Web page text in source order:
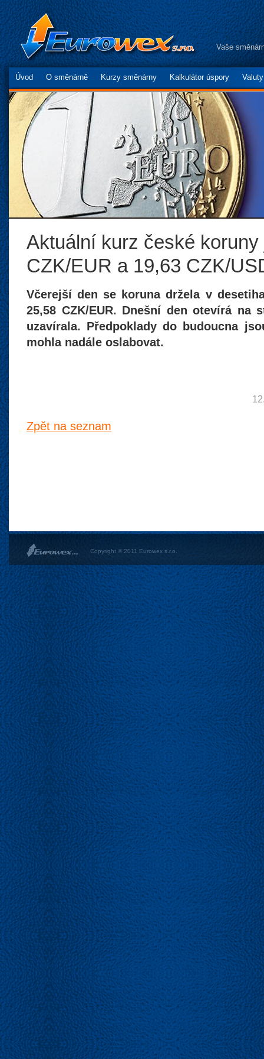
Vaše
Úvod O směnárně Kurzy směnárny Kalkulátor úspory
Aktuální kurz české koruny
CZK/EUR a 19,63 CZK/
Včerejší den se koruna držela v
25,58 CZK/EUR. Dnešní den otevírá na
uzavírala. Předpoklady do budoucna
mohla nadále oslabovat.
Zpět na seznam
Copyright © 2011 Eurowex s.r.o.